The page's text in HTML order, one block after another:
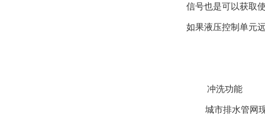
信号也是可以获取
如果液压控制单元
1 冲洗功能
城市排水管网